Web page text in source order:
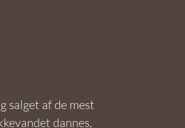
salget af de mest
dannes,